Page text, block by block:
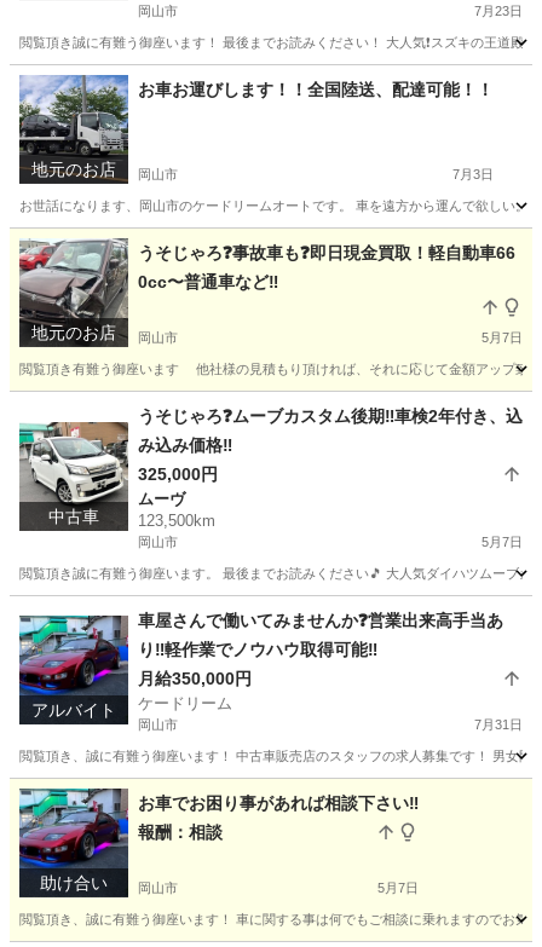
岡山市 7月23日
閲覧頂き誠に有難う御座います！ 最後までお読みください！ 大人気❗️スズキの王道殿
岡山 岡山市 ワゴンＲ ワゴンR
地元のお店
お車お運びします！！全国陸送、配達可能！！
岡山市 7月3日
お世話になります、岡山市のケードリームオートです。 車を遠方から運んで欲しい
岡山 岡山市 その他 オークション
地元のお店
うそじゃろ❓事故車も❓即日現金買取！軽自動車66
0cc〜普通車など‼️
岡山市 5月7日
閲覧頂き有難う御座います 他社様の見積もり頂ければ、それに応じて金額アップ致
その他 買取
中古車
うそじゃろ❓ムーブカスタム後期‼️車検2年付き、込
み込み価格‼️
325,000円
ムーヴ
123,500km
岡山市 5月7日
閲覧頂き誠に有難う御座います。 最後までお読みください🎵 大人気ダイハツムーブ
ムーヴ ミッション
アルバイト
車屋さんで働いてみませんか❓営業出来高手当あ
り‼️軽作業でノウハウ取得可能‼️
月給350,000円
ケードリーム
岡山市 7月31日
閲覧頂き、誠に有難う御座います！ 中古車販売店のスタッフの求人募集です！ 男女
岡山 岡山市 その他 車屋
助け合い
お車でお困り事があれば相談下さい‼️
報酬：相談
岡山市 5月7日
閲覧頂き、誠に有難う御座います！ 車に関する事は何でもご相談に乗れますのでお